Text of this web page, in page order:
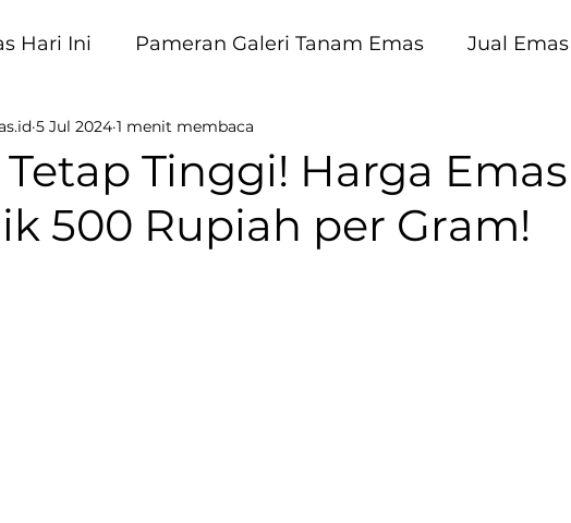
Hari Ini Pameran Galeri Tanam Emas Jual Emas
Emas
Tetap Tinggi! Harga
500 Rupiah per Gram!
5 Jul 2024 1 menit membaca